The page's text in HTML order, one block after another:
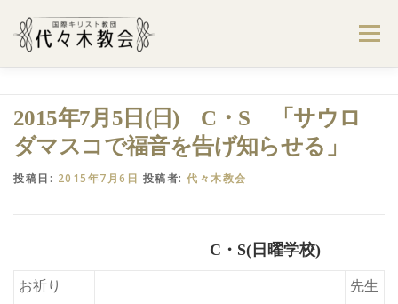
メニュー
2015年7月5日(日) C・S 「サウロ
ダマスコで福音を告げ知らせる」
投稿日: 2015年7月6日 投稿者: 代々木教会
C・S(日曜学校)
お祈り
先生